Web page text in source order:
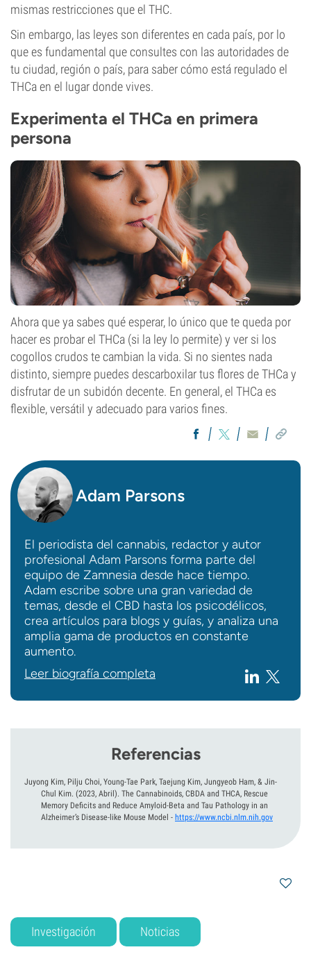
mismas restricciones que el THC.
Sin embargo, las leyes son diferentes en cada país, por lo
que es fundamental que consultes con las autoridades de
tu ciudad, región o país, para saber cómo está regulado el
THCa en el lugar donde vives.
Experimenta el THCa en primera
persona
Ahora que ya sabes qué esperar, lo único que te queda por
hacer es probar el THCa (si la ley lo permite) y ver si los
cogollos crudos te cambian la vida. Si no sientes nada
distinto, siempre puedes descarboxilar tus flores de THCa y
disfrutar de un subidón decente. En general, el THCa es
flexible, versátil y adecuado para varios fines.
Adam Parsons
El periodista del cannabis, redactor y autor
profesional Adam Parsons forma parte del
equipo de Zamnesia desde hace tiempo.
Adam escribe sobre una gran variedad de
temas, desde el CBD hasta los psicodélicos,
crea artículos para blogs y guías, y analiza una
amplia gama de productos en constante
aumento.
Leer biografía completa
Referencias
Juyong Kim, Pilju Choi, Young-Tae Park, Taejung Kim, Jungyeob Ham, & Jin-
Chul Kim. (2023, Abril). The Cannabinoids, CBDA and THCA, Rescue
Memory Deficits and Reduce Amyloid-Beta and Tau Pathology in an
Alzheimer’s Disease-like Mouse Model - https://www.ncbi.nlm.nih.gov
Investigación Noticias